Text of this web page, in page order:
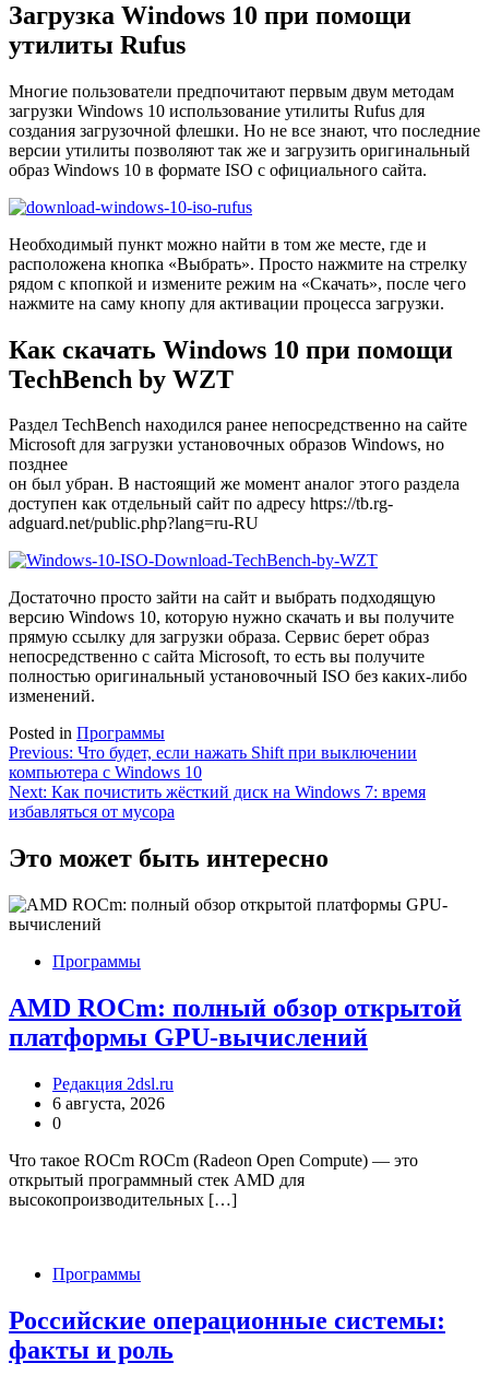
Загрузка Windows 10 при помощи
утилиты Rufus
Многие пользователи предпочитают первым двум методам
загрузки Windows 10 использование утилиты Rufus для
создания загрузочной флешки. Но не все знают, что последние
версии утилиты позволяют так же и загрузить оригинальный
образ Windows 10 в формате ISO с официального сайта.
Необходимый пункт можно найти в том же месте, где и
расположена кнопка «Выбрать». Просто нажмите на стрелку
рядом с кпопкой и измените режим на «Скачать», после чего
нажмите на саму кнопу для активации процесса загрузки.
Как скачать Windows 10 при помощи
TechBench by WZT
Раздел TechBench находился ранее непосредственно на сайте
Microsoft для загрузки установочных образов Windows, но
позднее
он был убран. В настоящий же момент аналог этого раздела
доступен как отдельный сайт по адресу https://tb.rg-
adguard.net/public.php?lang=ru-RU
Достаточно просто зайти на сайт и выбрать подходящую
версию Windows 10, которую нужно скачать и вы получите
прямую ссылку для загрузки образа. Сервис берет образ
непосредственно с сайта Microsoft, то есть вы получите
полностью оригинальный установочный ISO без каких-либо
изменений.
Posted in Программы
Навигация
по
записям
Previous: Что будет, если нажать Shift при выключении
компьютера с Windows 10
Next: Как почистить жёсткий диск на Windows 7: время
избавляться от мусора
Это может быть интересно
Программы
AMD ROCm: полный обзор открытой
платформы GPU-вычислений
Редакция 2dsl.ru
6 августа, 2026
0
Что такое ROCm ROCm (Radeon Open Compute) — это
открытый программный стек AMD для
высокопроизводительных […]
Программы
Российские операционные системы:
факты и роль